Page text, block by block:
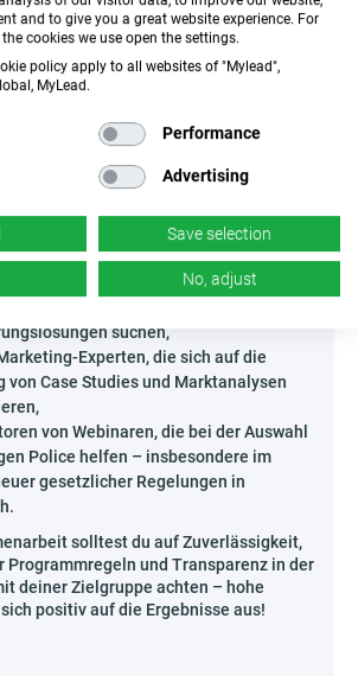
Affiliate-Aktivitäten!
FR bewerben?
Ulygo - FR richtet sich an alle, die
schätzen und überzeugend für
Schutzes argumentieren können.
sind hier:
Fokus auf persönliche Finanzen und
die Newsletter für Freelancer oder
suchen,
Experten, die sich auf die
von Case Studies und Marktanalysen
von Webinaren, die bei der Auswahl
Police helfen – insbesondere im
gesetzlicher Regelungen in
solltest du auf Zuverlässigkeit,
Programmregeln und Transparenz in der
deiner Zielgruppe achten – hohe
positiv auf die Ergebnisse aus!
and to give you a great website experience. For
cookies we use open the settings.
policy apply to all websites of "Mylead",
MyLead.
Performance
Advertising
Save selection
No, adjust